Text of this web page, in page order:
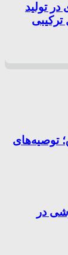
تولید
توصیه‌های
در